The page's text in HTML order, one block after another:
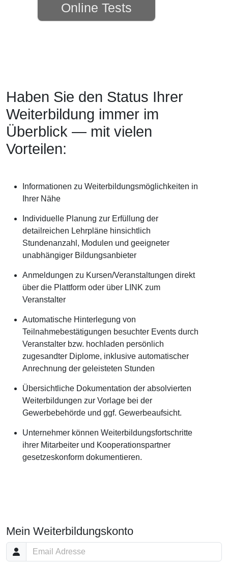
Online Tests
Haben Sie den Status Ihrer
Weiterbildung immer im
Überblick — mit vielen
Vorteilen:
Informationen zu Weiterbildungsmöglichkeiten in
Ihrer Nähe
Individuelle Planung zur Erfüllung der
detailreichen Lehrpläne hinsichtlich
Stundenanzahl, Modulen und geeigneter
unabhängiger Bildungsanbieter
Anmeldungen zu Kursen/Veranstaltungen direkt
über die Plattform oder über LINK zum
Veranstalter
Automatische Hinterlegung von
Teilnahmebestätigungen besuchter Events durch
Veranstalter bzw. hochladen persönlich
zugesandter Diplome, inklusive automatischer
Anrechnung der geleisteten Stunden
Übersichtliche Dokumentation der absolvierten
Weiterbildungen zur Vorlage bei der
Gewerbebehörde und ggf. Gewerbeaufsicht.
Unternehmer können Weiterbildungsfortschritte
ihrer Mitarbeiter und Kooperationspartner
gesetzeskonform dokumentieren.
Mein Weiterbildungskonto
Email Adresse